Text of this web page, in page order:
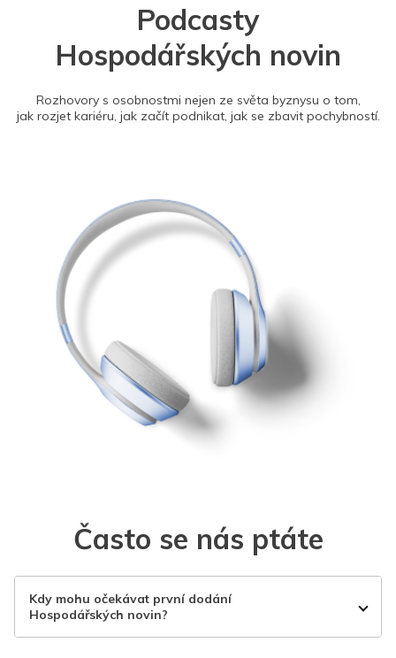
Podcasty
Hospodářských novin
Rozhovory s osobnostmi nejen ze světa byznysu o tom,
jak rozjet kariéru, jak začít podnikat, jak se zbavit pochybností.
Často se nás ptáte
Kdy mohu očekávat první dodání
Hospodářských novin?